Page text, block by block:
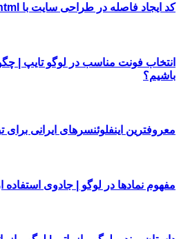
کد ایجاد فاصله در طراحی سایت با html
انتخاب فونت مناسب در لوگو تایپ |
باشیم؟
معروفترین اینفلوئنسرهای ایرانی برای تبلیغات +
مفهوم نمادها در لوگو | جادوی استفاده